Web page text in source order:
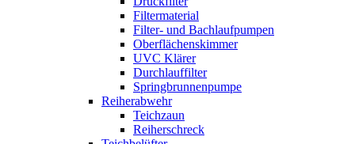
Filtermaterial
Filter- und Bachlaufpumpen
Oberflächenskimmer
UVC Klärer
Durchlauffilter
Springbrunnenpumpe
Reiherabwehr
Teichzaun
Reiherschreck